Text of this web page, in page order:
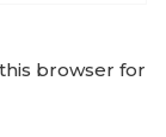
browser for